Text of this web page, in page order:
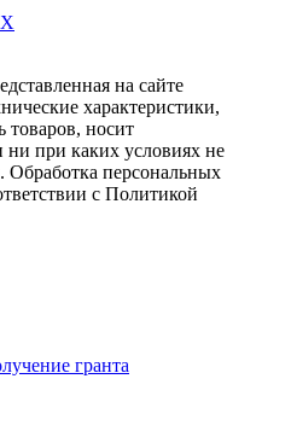
на сайте
характеристики,
товаров, носит
при каких условиях не
Обработка персональных
с Политикой
гранта